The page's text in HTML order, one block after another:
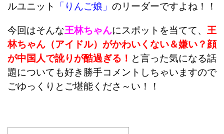
ルユニット
「りんご娘」 のリーダーですよね！！
今回はそんな王林ちゃんにスポットを当てて、 王
林ちゃん（アイドル）がかわいくない＆嫌い？顔
が中国人で訛りが酷過ぎる！ と言った気になる話
題についても好き勝手コメントしちゃいますので
ごゆっくりとご堪能くださ～い！！